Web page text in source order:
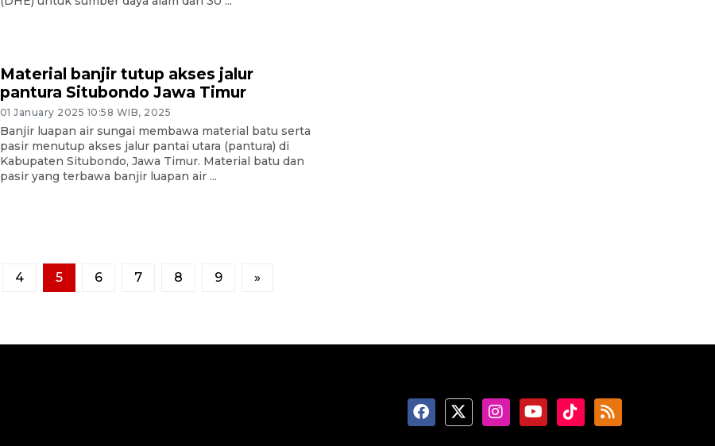
Material banjir tutup akses jalur
pantura Situbondo Jawa Timur
01 January 2025 10:58 WIB, 2025
Banjir luapan air sungai membawa material batu serta
pasir menutup akses jalur pantai utara (pantura) di
Kabupaten Situbondo, Jawa Timur. Material batu dan
pasir yang terbawa banjir luapan air ...
4 5 6 7 8 9 »